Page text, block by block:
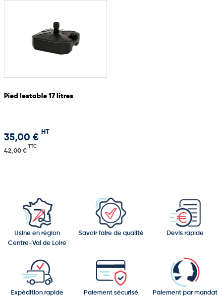
Pied lestable 17 litres
35,00 €
HT
42,00 €
TTC
Usine en région
Centre-Val de Loire
Savoir faire de qualité Devis rapide
Expédition rapide Paiement sécurisé
Paiement par mandat